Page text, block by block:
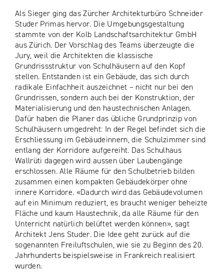
Als Sieger ging das Zürcher Architekturbüro Schneider
Studer Primas hervor. Die Umgebungsgestaltung
stammte von der Kolb Landschaftsarchitektur GmbH
aus Zürich. Der Vorschlag des Teams überzeugte die
Jury, weil die Architekten die klassische
Grundrissstruktur von Schulhäusern auf den Kopf
stellen. Entstanden ist ein Gebäude, das sich durch
radikale Einfachheit auszeichnet – nicht nur bei den
Grundrissen, sondern auch bei der Konstruktion, der
Materialisierung und den haustechnischen Anlagen.
Dafür haben die Planer das übliche Grundprinzip von
Schulhäusern umgedreht: In der Regel befindet sich die
Erschliessung im Gebäudeinnern, die Schulzimmer sind
entlang der Korridore aufgereiht. Das Schulhaus
Wallrüti dagegen wird aussen über Laubengänge
erschlossen. Alle Räume für den Schulbetrieb bilden
zusammen einen kompakten Gebäudekörper ohne
innere Korridore. «Dadurch wird das Gebäudevolumen
auf ein Minimum reduziert, es braucht weniger beheizte
Fläche und kaum Haustechnik, da alle Räume für den
Unterricht natürlich belüftet werden können», sagt
Architekt Jens Studer. Die Idee geht zurück auf die
sogenannten Freiluftschulen, wie sie zu Beginn des 20.
Jahrhunderts beispielsweise in Frankreich realisiert
wurden.